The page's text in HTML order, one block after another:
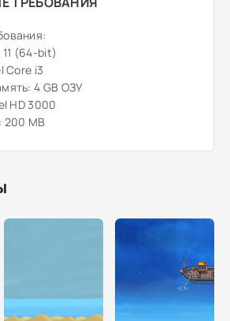
(64-bit)
Core i3
4 GB ОЗУ
HD 3000
200 MB